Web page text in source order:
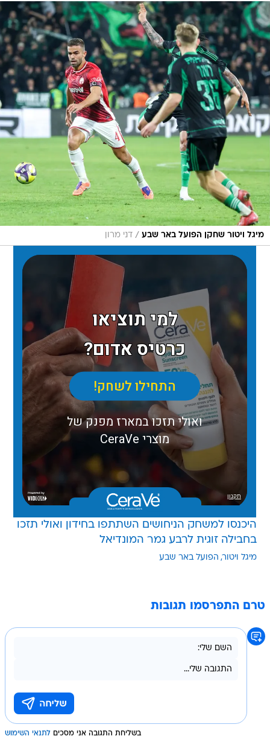
מיגל ויטור שחקן הפועל באר שבע / דני מרון
היכנסו למשחק הניחושים השתתפו בחידון ואולי תזכו
בחבילה זוגית לרבע גמר המונדיאל
מיגל ויטור הפועל באר שבע
טרם התפרסמו תגובות
בשליחת התגובה אני מסכים לתנאי השימוש